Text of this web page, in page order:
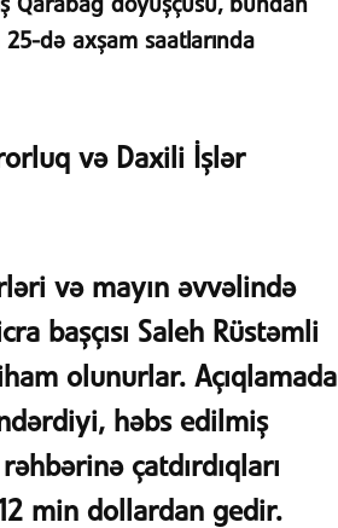
Qarabağ döyüşçüsü, bundan
də axşam saatlarında
və Daxili İşlər
və mayın əvvəlində
başçısı Saleh Rüstəmli
olunurlar. Açıqlamada
həbs edilmiş
çatdırdıqları
min dollardan gedir.